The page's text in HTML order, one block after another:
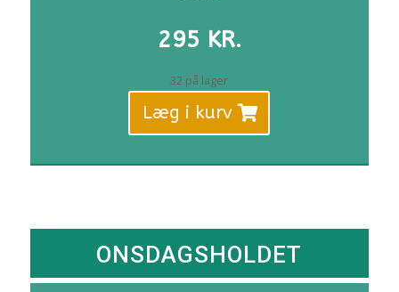
295 KR.
32 på lager
Læg i kurv
ONSDAGSHOLDET